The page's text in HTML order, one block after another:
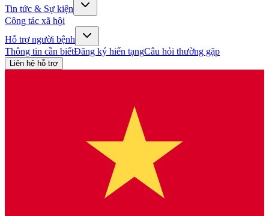
Tin tức & Sự kiện
Công tác xã hội
Hỗ trợ người bệnh
Thông tin cần biếtĐăng ký hiến tạngCâu hỏi thường gặp
Liên hệ hỗ trợ